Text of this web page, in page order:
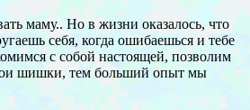
маму.. Но в жизни оказалось, что
себя, когда ошибаешься и тебе
с собой настоящей, позволим
шишки, тем больший опыт мы